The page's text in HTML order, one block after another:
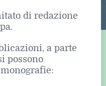
di redazione
a parte
possono